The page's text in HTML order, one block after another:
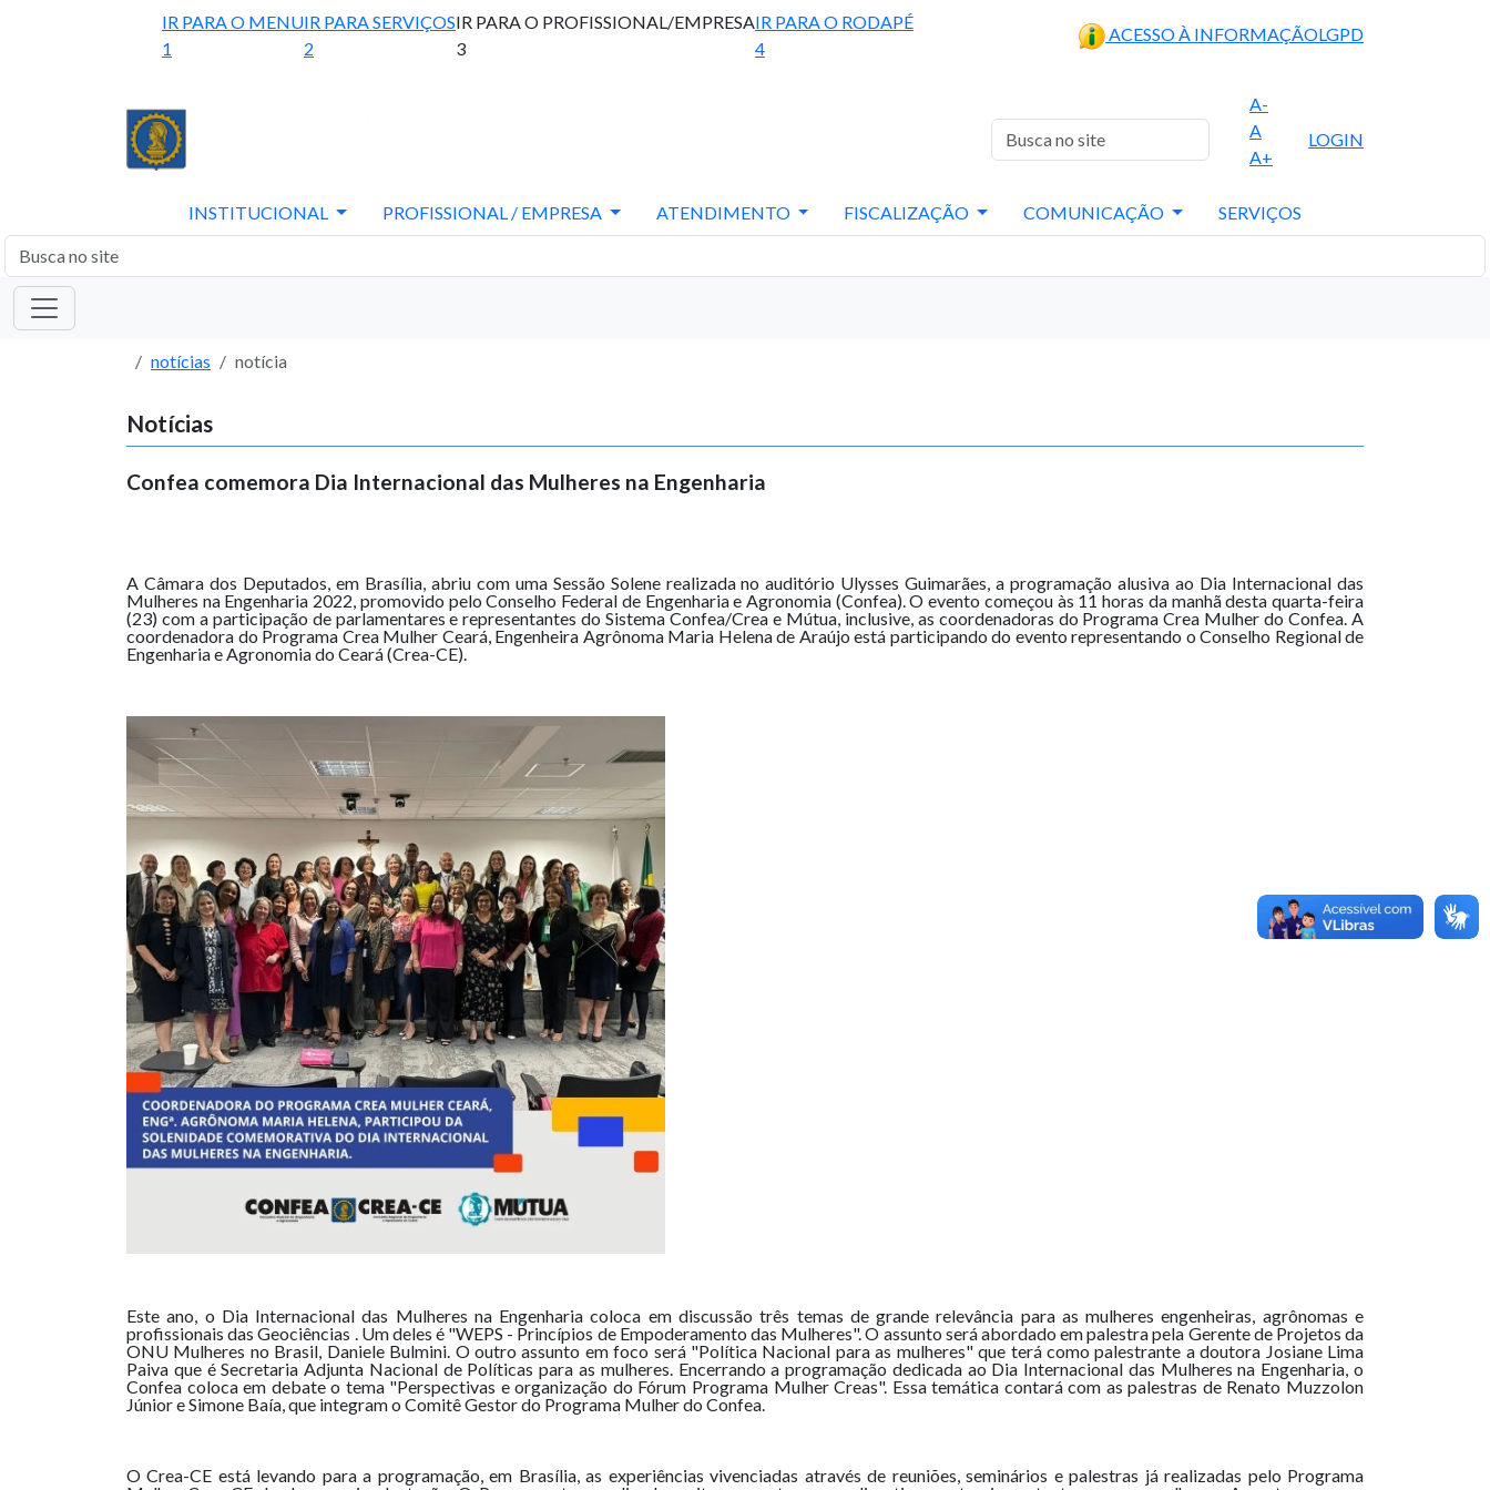
IR PARA O MENU
1
IR PARA SERVIÇOS
2
IR PARA O PROFISSIONAL/EMPRESA
3
IR PARA O RODAPÉ
4
ACESSO À INFORMAÇÃOLGPD
A-
A
A+
LOGIN
INSTITUCIONAL PROFISSIONAL / EMPRESA ATENDIMENTO FISCALIZAÇÃO COMUNICAÇÃO SERVIÇOS
notícias notícia
Notícias
Confea comemora Dia Internacional das Mulheres na Engenharia
A Câmara dos Deputados, em Brasília, abriu com uma Sessão Solene realizada no auditório Ulysses Guimarães, a programação alusiva ao Dia Internacional das
Mulheres na Engenharia 2022, promovido pelo Conselho Federal de Engenharia e Agronomia (Confea). O evento começou às 11 horas da manhã desta quarta-feira
(23) com a participação de parlamentares e representantes do Sistema Confea/Crea e Mútua, inclusive, as coordenadoras do Programa Crea Mulher do Confea. A
coordenadora do Programa Crea Mulher Ceará, Engenheira Agrônoma Maria Helena de Araújo está participando do evento representando o Conselho Regional de
Engenharia e Agronomia do Ceará (Crea-CE).
Este ano, o Dia Internacional das Mulheres na Engenharia coloca em discussão três temas de grande relevância para as mulheres engenheiras, agrônomas e
profissionais das Geociências . Um deles é "WEPS - Princípios de Empoderamento das Mulheres". O assunto será abordado em palestra pela Gerente de Projetos da
ONU Mulheres no Brasil, Daniele Bulmini. O outro assunto em foco será "Política Nacional para as mulheres" que terá como palestrante a doutora Josiane Lima
Paiva que é Secretaria Adjunta Nacional de Políticas para as mulheres. Encerrando a programação dedicada ao Dia Internacional das Mulheres na Engenharia, o
Confea coloca em debate o tema "Perspectivas e organização do Fórum Programa Mulher Creas". Essa temática contará com as palestras de Renato Muzzolon
Júnior e Simone Baía, que integram o Comitê Gestor do Programa Mulher do Confea.
O Crea-CE está levando para a programação, em Brasília, as experiências vivenciadas através de reuniões, seminários e palestras já realizadas pelo Programa